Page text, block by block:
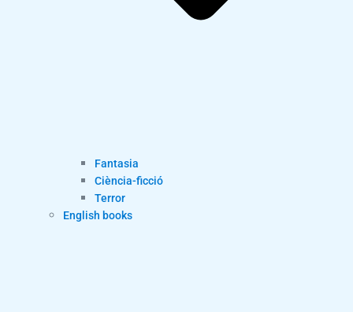
Fantasia
Ciència-ficció
Terror
English books